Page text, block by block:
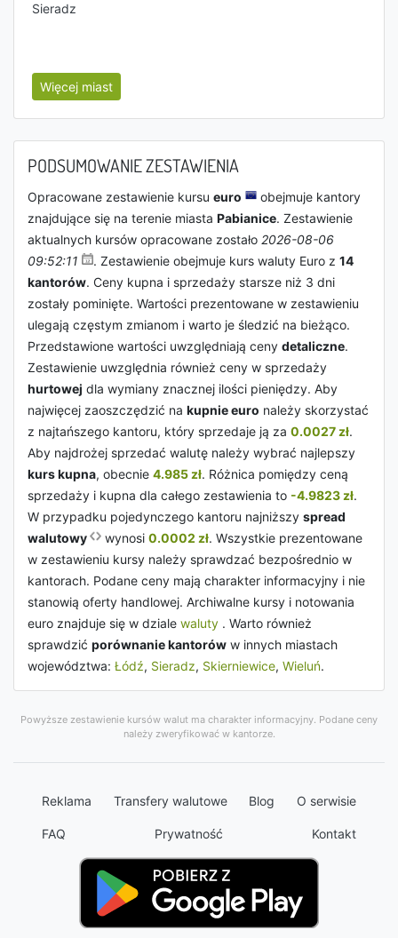
Sieradz
Więcej miast
PODSUMOWANIE ZESTAWIENIA
Opracowane zestawienie kursu euro
obejmuje kantory
znajdujące się na terenie miasta Pabianice. Zestawienie
aktualnych kursów opracowane zostało 2026-08-06
09:52:11
. Zestawienie obejmuje kurs waluty Euro z 14
kantorów. Ceny kupna i sprzedaży starsze niż 3 dni
zostały pominięte. Wartości prezentowane w zestawieniu
ulegają częstym zmianom i warto je śledzić na bieżąco.
Przedstawione wartości uwzględniają ceny detaliczne.
Zestawienie uwzględnia również ceny w sprzedaży
hurtowej dla wymiany znacznej ilości pieniędzy. Aby
najwięcej zaoszczędzić na kupnie euro należy skorzystać
z najtańszego kantoru, który sprzedaje ją za 0.0027 zł.
Aby najdrożej sprzedać walutę należy wybrać najlepszy
kurs kupna, obecnie 4.985 zł. Różnica pomiędzy ceną
sprzedaży i kupna dla całego zestawienia to -4.9823 zł.
W przypadku pojedynczego kantoru najniższy spread
walutowy
wynosi 0.0002 zł. Wszystkie prezentowane
w zestawieniu kursy należy sprawdzać bezpośrednio w
kantorach. Podane ceny mają charakter informacyjny i nie
stanowią oferty handlowej. Archiwalne kursy i notowania
euro znajduje się w dziale waluty . Warto również
sprawdzić porównanie kantorów w innych miastach
województwa: Łódź, Sieradz, Skierniewice, Wieluń.
Powyższe zestawienie kursów walut ma charakter informacyjny. Podane ceny
należy zweryfikować w kantorze.
Reklama Transfery walutowe Blog O serwisie
FAQ Prywatność Kontakt